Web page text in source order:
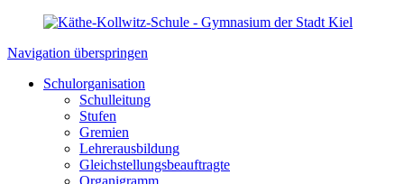
Navigation überspringen
Schulorganisation
Schulleitung
Stufen
Gremien
Lehrerausbildung
Gleichstellungsbeauftragte
Organigramm